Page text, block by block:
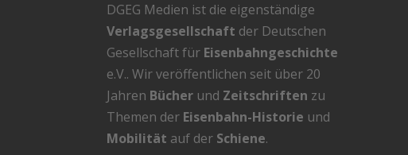
DGEG Medien ist die eigenständige
Verlagsgesellschaft der Deutschen
Gesellschaft für Eisenbahngeschichte
e.V.. Wir veröffentlichen seit über 20
Jahren Bücher und Zeitschriften zu
Themen der Eisenbahn-Historie und
Mobilität auf der Schiene.